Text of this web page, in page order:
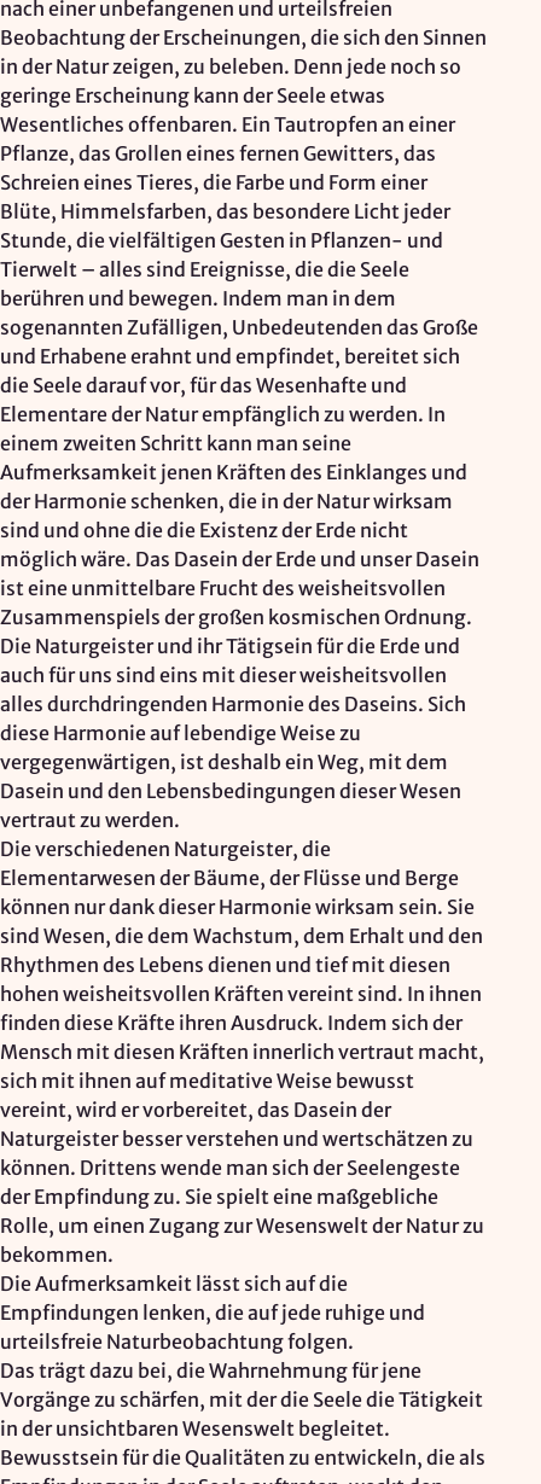
nach einer unbefangenen und urteilsfreien
Beobachtung der Erscheinungen, die sich den Sinnen
in der Natur zeigen, zu beleben. Denn jede noch so
geringe Erscheinung kann der Seele etwas
Wesentliches offenbaren. Ein Tautropfen an einer
Pflanze, das Grollen eines fernen Gewitters, das
Schreien eines Tieres, die Farbe und Form einer
Blüte, Himmelsfarben, das besondere Licht jeder
Stunde, die vielfältigen Gesten in Pflanzen- und
Tierwelt – alles sind Ereignisse, die die Seele
berühren und bewegen. Indem man in dem
sogenannten Zufälligen, Unbedeutenden das Große
und Erhabene erahnt und empfindet, bereitet sich
die Seele darauf vor, für das Wesenhafte und
Elementare der Natur empfänglich zu werden. In
einem zweiten Schritt kann man seine
Aufmerksamkeit jenen Kräften des Einklanges und
der Harmonie schenken, die in der Natur wirksam
sind und ohne die die Existenz der Erde nicht
möglich wäre. Das Dasein der Erde und unser Dasein
ist eine unmittelbare Frucht des weisheitsvollen
Zusammenspiels der großen kosmischen Ordnung.
Die Naturgeister und ihr Tätigsein für die Erde und
auch für uns sind eins mit dieser weisheitsvollen
alles durchdringenden Harmonie des Daseins. Sich
diese Harmonie auf lebendige Weise zu
vergegenwärtigen, ist deshalb ein Weg, mit dem
Dasein und den Lebensbedingungen dieser Wesen
vertraut zu werden.
Die verschiedenen Naturgeister, die
Elementarwesen der Bäume, der Flüsse und Berge
können nur dank dieser Harmonie wirksam sein. Sie
sind Wesen, die dem Wachstum, dem Erhalt und den
Rhythmen des Lebens dienen und tief mit diesen
hohen weisheitsvollen Kräften vereint sind. In ihnen
finden diese Kräfte ihren Ausdruck. Indem sich der
Mensch mit diesen Kräften innerlich vertraut macht,
sich mit ihnen auf meditative Weise bewusst
vereint, wird er vorbereitet, das Dasein der
Naturgeister besser verstehen und wertschätzen zu
können. Drittens wende man sich der Seelengeste
der Empfindung zu. Sie spielt eine maßgebliche
Rolle, um einen Zugang zur Wesenswelt der Natur zu
bekommen.
Die Aufmerksamkeit lässt sich auf die
Empfindungen lenken, die auf jede ruhige und
urteilsfreie Naturbeobachtung folgen.
Das trägt dazu bei, die Wahrnehmung für jene
Vorgänge zu schärfen, mit der die Seele die Tätigkeit
in der unsichtbaren Wesenswelt begleitet.
Bewusstsein für die Qualitäten zu entwickeln, die als